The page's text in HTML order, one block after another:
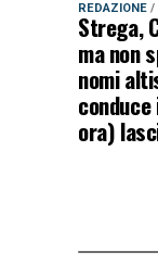
REDAZIONE
Strega,
ma non
nomi
ora)